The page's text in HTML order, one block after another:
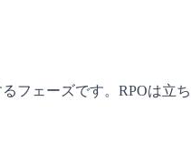
フェーズです。RPOは立